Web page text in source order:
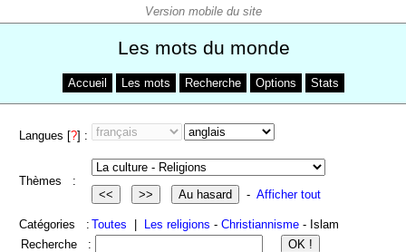
Les mots du monde
Accueil Les mots Recherche Options Stats
Langues [?] :
Thèmes :
- Afficher tout
Catégories : Toutes Les religions - Christiannisme - Islam
Recherche :